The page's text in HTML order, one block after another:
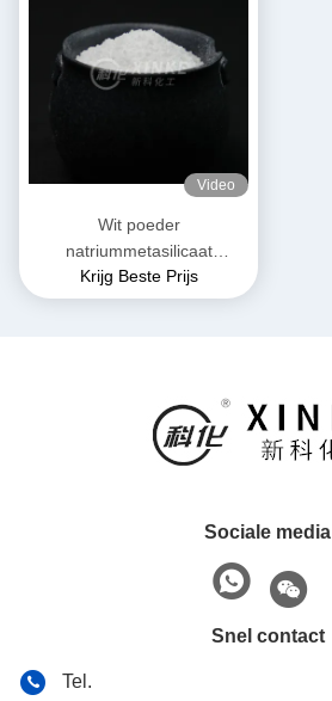
Video
Wit poeder
natriummetasilicaat
pentahydraat Niet
ontvlambaar en geschikt
Krijg Beste Prijs
Sociale media
Snel contact
Tel.